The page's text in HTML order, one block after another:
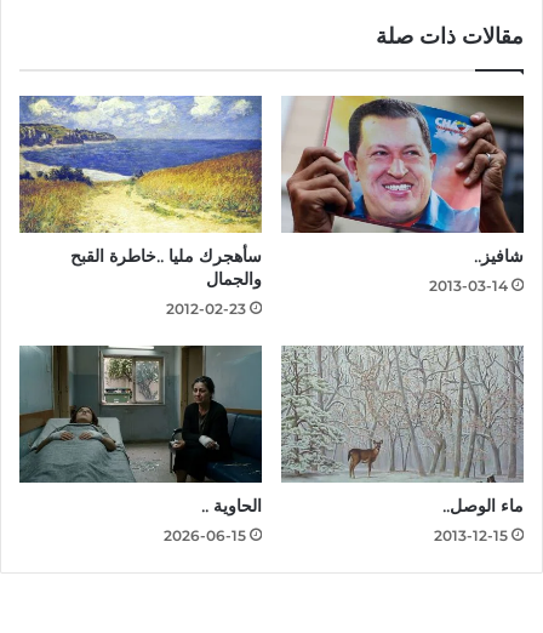
مقالات ذات صلة
شافيز..
2013-03-14
سأهجرك مليا ..خاطرة القبح
والجمال
2012-02-23
ماء الوصل..
2013-12-15
الحاوية ..
2026-06-15